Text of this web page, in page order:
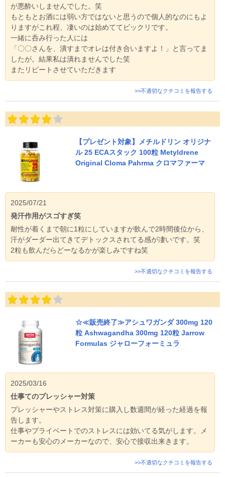
が悪酔いしませんでした。笑
もともとお酒には弱い方ではないと思うので個人的なのにもよ
りますがこれ程、凄いのは始めててビックリです。
一緒に呑み行った人には
「〇〇さんを、潰すまでオレは付き合いますよ！」と言ってま
したが。結果私は潰れませんでした笑
またリピートさせていただきます
>>不適切なクチコミを報告する
【プレゼント対象】メチルドリン オリジナ
ル 25 ECAスタック 100粒 Metyldrene
Original Cloma Pahrma クロマファーマ
2025/07/21
発汗作用がスゴすぎ笑
耐性が着くまで朝に1粒にしていますが飲んで2時間後位から、
汗がダーダー出てきてデトックスされてる感が凄いです。笑
2粒も飲んだらどーなるかが楽しみですね笑
>>不適切なクチコミを報告する
☆≪販売終了≫アシュワガンダ 300mg 120
粒 Ashwagandha 300mg 120粒 Jarrow
Formulas ジャローフォーミュラ
2025/03/16
仕事てのプレッシャー対策
プレッシャーやストレス対策に購入し数週間が経った経過を報
告します。
仕事やプライベートでのストレスには効いてる気がします。メ
ーカーも安心のメーカーなので、安心で接収出来きます。
>>不適切なクチコミを報告する